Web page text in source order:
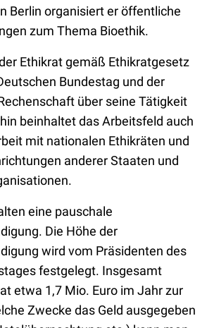
Berlin organisiert er öffentliche
zum Thema Bioethik.
Ethikrat gemäß Ethikratgesetz
Bundestag und der
über seine Tätigkeit
beinhaltet das Arbeitsfeld auch
mit nationalen Ethikräten und
anderer Staaten und
eine pauschale
Die Höhe der
wird vom Präsidenten des
festgelegt. Insgesamt
etwa 1,7 Mio. Euro im Jahr zur
Zwecke das Geld ausgegeben